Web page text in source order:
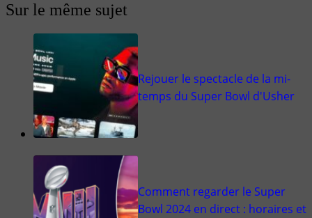
Sur le même sujet
Rejouer le spectacle de la mi-
temps du Super Bowl d'Usher
Comment regarder le Super
Bowl 2024 en direct : horaires et